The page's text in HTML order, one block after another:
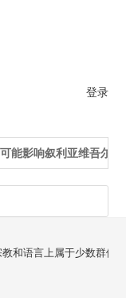
登录
能影响叙利亚维吾尔人
教和语言上属于少数群体